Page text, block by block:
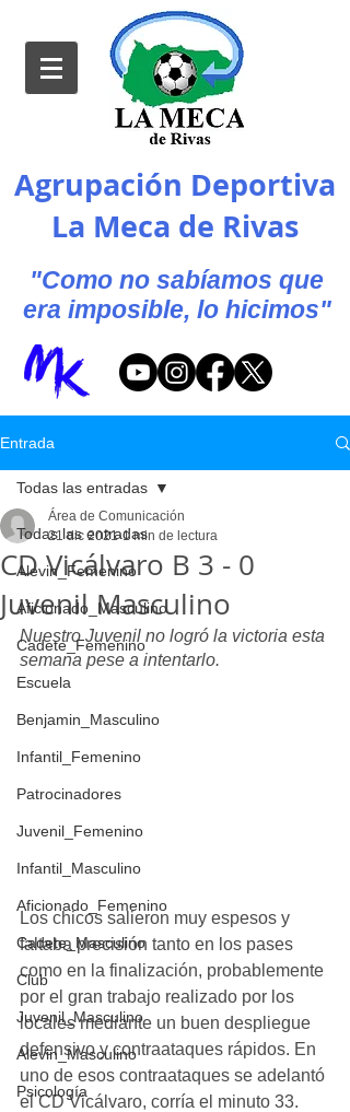
Agrupación Deportiva
La Meca de Rivas
"Como no sabíamos que
era imposible, lo hicimos"
Entrada
Todas las entradas
Alevin_Femenino
Aficionado_Masculino
Cadete_Femenino
Escuela
Benjamin_Masculino
Infantil_Femenino
Patrocinadores
Juvenil_Femenino
Infantil_Masculino
Aficionado_Femenino
Cadete_Masculino
Club
Juvenil_Masculino
Alevin_Masculino
Psicología
Todas las entradas
CD Vicálvaro B 3 - 0
Juvenil Masculino
Área de Comunicación
21 dic 2021 1 min de lectura
Nuestro Juvenil no logró la victoria esta
semana pese a intentarlo.
Los chicos salieron muy espesos y
faltaba precisión tanto en los pases
como en la finalización, probablemente
por el gran trabajo realizado por los
locales mediante un buen despliegue
defensivo y contraataques rápidos. En
uno de esos contraataques se adelantó
el CD Vicálvaro, corría el minuto 33.